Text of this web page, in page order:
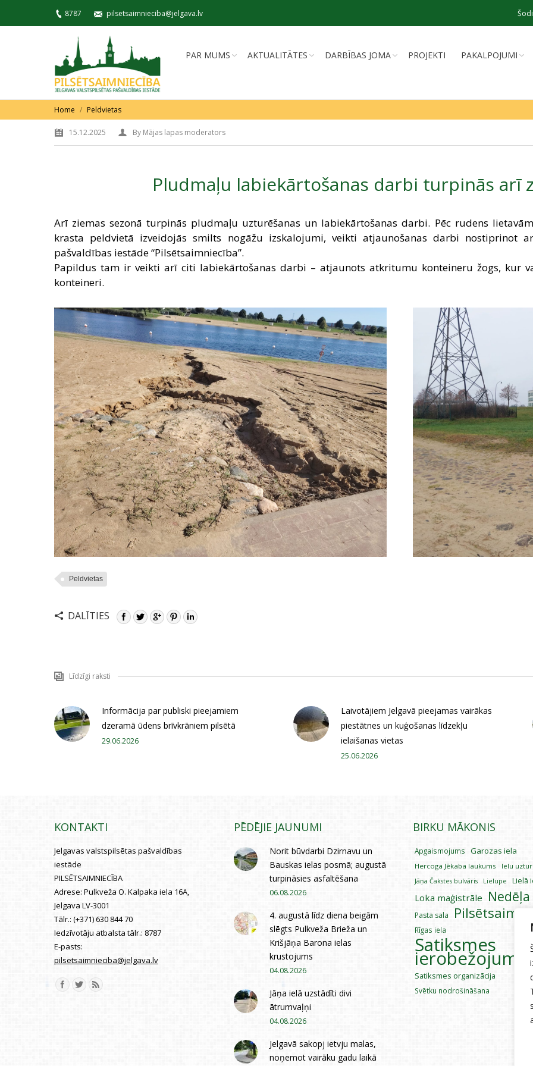
8787 pilsetsaimnieciba@jelgava.lv
PAR MUMS AKTUALITĀTES DARBĪBAS JOMA PROJEKTI PAKALPOJUMI
You are here:
Home Peldvietas
15.12.2025 By Mājas lapas moderators
Pludmaļu labiekārtošanas darbi turpinās arī
Arī ziemas sezonā turpinās pludmaļu uzturēšanas un labiekārtošanas darbi. Pēc rudens
krasta peldvietā izveidojās smilts nogāžu izskalojumi, veikti atjaunošanas darbi nostiprinot
pašvaldības iestāde “Pilsētsaimniecība”.
Papildus tam ir veikti arī citi labiekārtošanas darbi – atjaunots atkritumu konteineru žogs, kur
konteineri.
Peldvietas
DALĪTIES
Līdzīgi raksti
Informācija par publiski pieejamiem
dzeramā ūdens brīvkrāniem pilsētā
29.06.2026
Laivotājiem Jelgavā pieejamas vairākas
piestātnes un kuģošanas līdzekļu
ielaišanas vietas
25.06.2026
KONTAKTI
Jelgavas valstspilsētas pašvaldības
iestāde
PILSĒTSAIMNIECĪBA
Adrese: Pulkveža O. Kalpaka iela 16A,
Jelgava LV-3001
Tālr.: (+371) 630 844 70
Iedzīvotāju atbalsta tālr.: 8787
E-pasts:
pilsetsaimnieciba@jelgava.lv
Find us on:
PĒDĒJIE JAUNUMI
Norit būvdarbi Dzirnavu un
Bauskas ielas posmā; augustā
turpināsies asfaltēšana
06.08.2026
4. augustā līdz diena beigām
slēgts Pulkveža Brieža un
Krišjāņa Barona ielas
krustojums
04.08.2026
Jāņa ielā uzstādīti divi
ātrumvaļņi
04.08.2026
Jelgavā sakopj ietvju malas,
noņemot vairāku gadu laikā
BIRKU MĀKONIS
Apgaismojums Garozas iela
Hercoga Jēkaba laukums Ielu
Jāņa Čakstes bulvāris Lielupe Lielā
Loka maģistrāle Nedēļa
Pasta sala
Rīgas iela
Satiksmes
ierobežojumi
Satiksmes organizācija
Svētku nodrošināšana